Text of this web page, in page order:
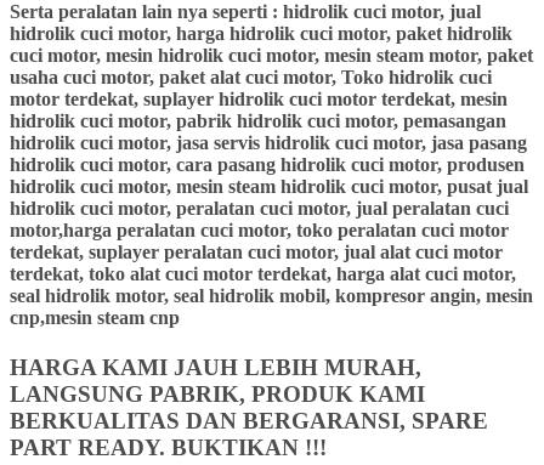
Serta peralatan lain nya seperti : hidrolik cuci motor, jual
hidrolik cuci motor, harga hidrolik cuci motor, paket hidrolik
cuci motor, mesin hidrolik cuci motor, mesin steam motor, paket
usaha cuci motor, paket alat cuci motor, Toko hidrolik cuci
motor terdekat, suplayer hidrolik cuci motor terdekat, mesin
hidrolik cuci motor, pabrik hidrolik cuci motor, pemasangan
hidrolik cuci motor, jasa servis hidrolik cuci motor, jasa pasang
hidrolik cuci motor, cara pasang hidrolik cuci motor, produsen
hidrolik cuci motor, mesin steam hidrolik cuci motor, pusat jual
hidrolik cuci motor, peralatan cuci motor, jual peralatan cuci
motor,harga peralatan cuci motor, toko peralatan cuci motor
terdekat, suplayer peralatan cuci motor, jual alat cuci motor
terdekat, toko alat cuci motor terdekat, harga alat cuci motor,
seal hidrolik motor, seal hidrolik mobil, kompresor angin, mesin
cnp,mesin steam cnp
HARGA KAMI JAUH LEBIH MURAH,
LANGSUNG PABRIK, PRODUK KAMI
BERKUALITAS DAN BERGARANSI, SPARE
PART READY. BUKTIKAN !!!